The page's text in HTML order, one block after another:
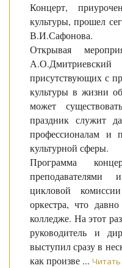
Концерт,
культуры, прошел
В.И.Сафонова.
Открывая
присутствующих с
культуры в жизни
может
праздник служит
профессионалам и
культурной сферы.
Программа
преподавателями
цикловой
оркестра, что
колледже. На этот
руководитель и
выступил сразу в
как произве ...